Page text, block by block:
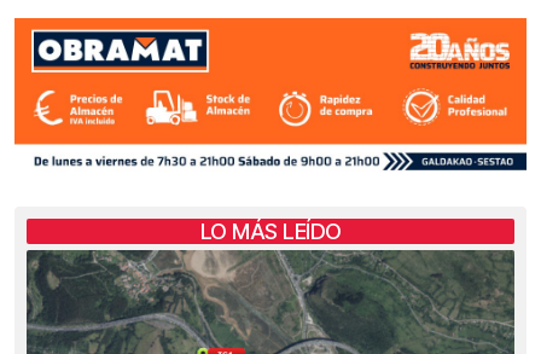
LO MÁS LEÍDO